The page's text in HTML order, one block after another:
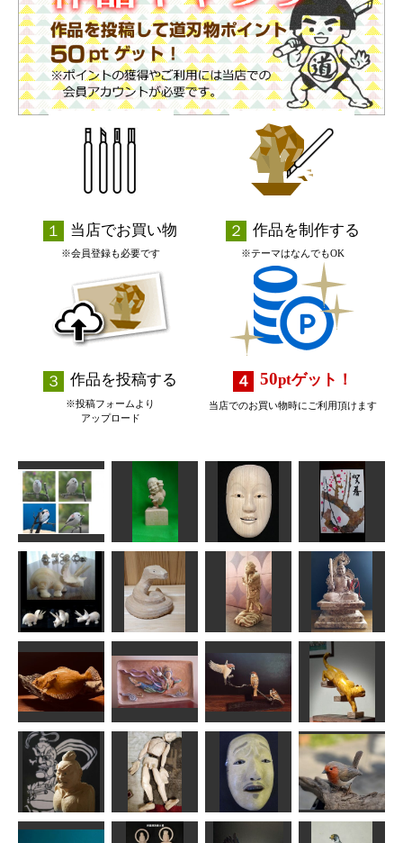
当店でお買い物
※会員登録も必要です
作品を制作する
※テーマはなんでもOK
作品を投稿する
※投稿フォームより
アップロード
50ptゲット！
当店でのお買い物時にご利用頂けます
シマエナガ
MINI
ニコじい
kiyonk
童子
msuganuma
梅の花の年賀
状
ふーちゃん
トリケラトプ
ス
ken
干支 巳 制多迦童子
ハク
不動明王坐像
エヌ
寒ビラメ
MINI
飛天
ちゅうさん
スズメ part II
MINI
階段を降りる
猫
MINI